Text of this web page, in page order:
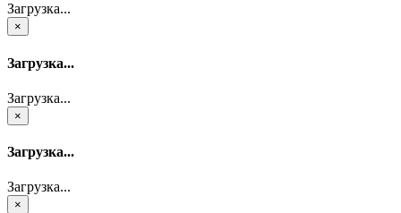
Загрузка...
×
Загрузка...
Загрузка...
×
Загрузка...
Загрузка...
×